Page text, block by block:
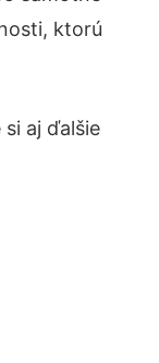
ktorú
aj ďalšie